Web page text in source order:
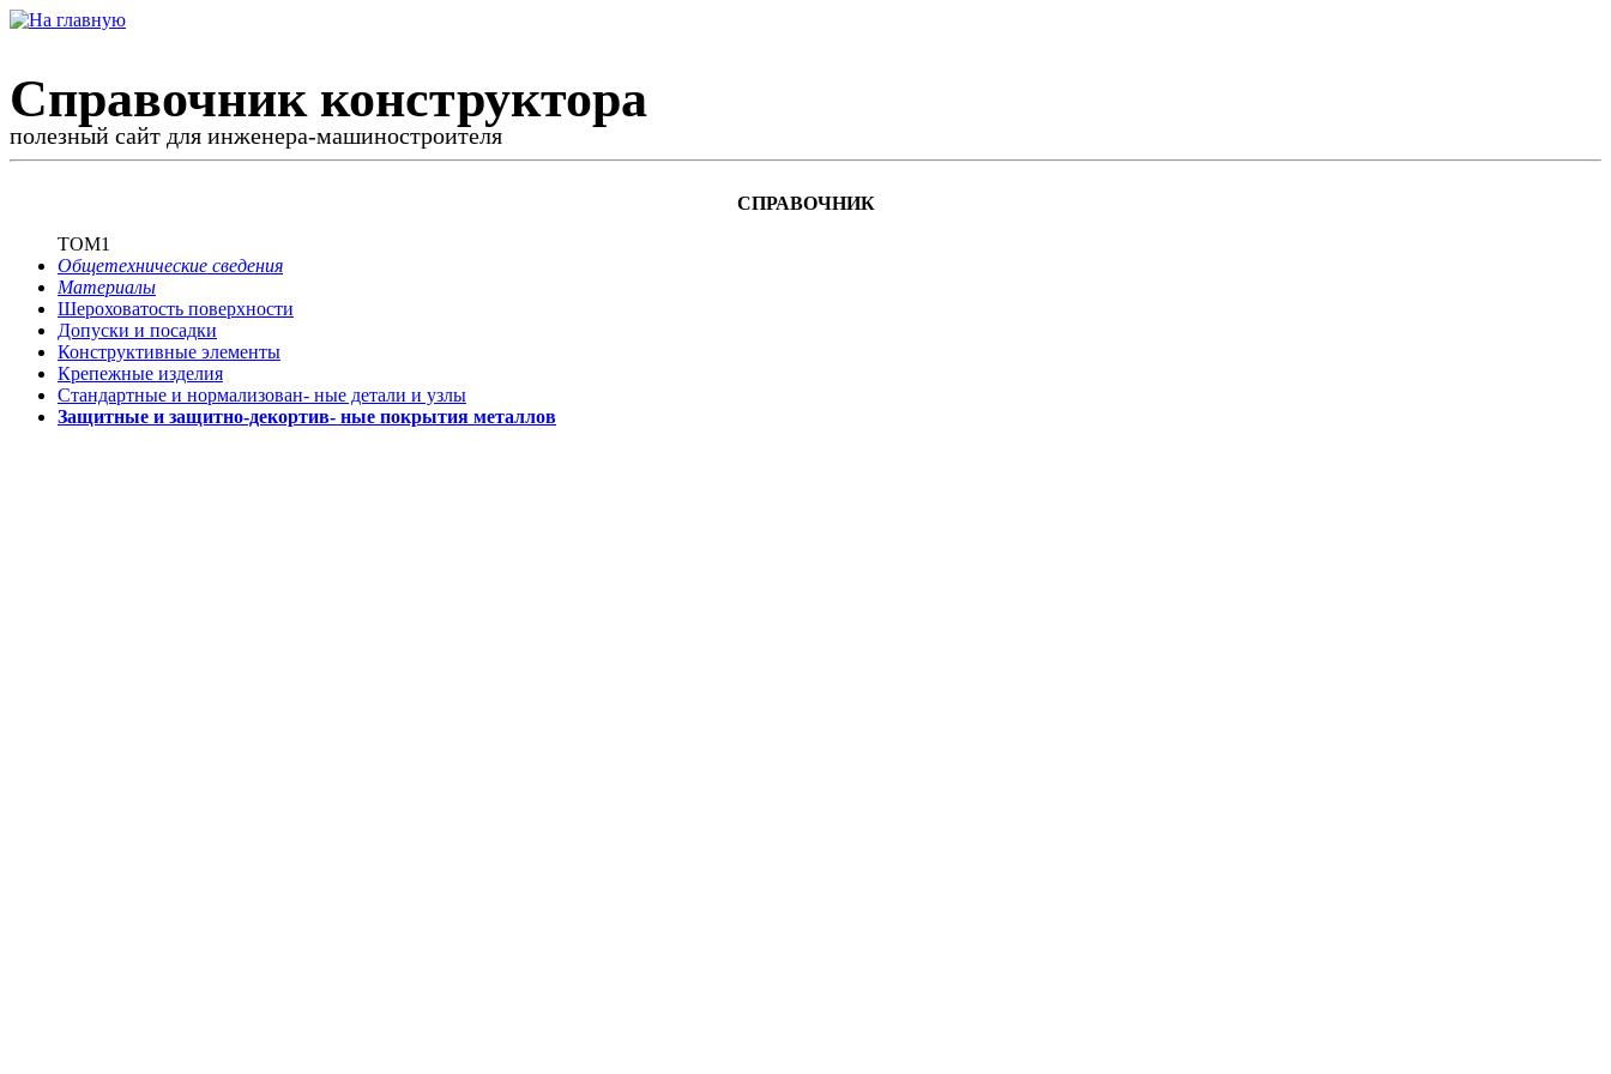
Справочник конструктора
полезный сайт для инженера-машиностроителя
СПРАВОЧНИК
ТОМ1
Общетехнические сведения
Материалы
Шероховатость поверхности
Допуски и посадки
Конструктивные элементы
Крепежные изделия
Стандартные и нормализован- ные детали и узлы
Защитные и защитно-декортив- ные покрытия металлов